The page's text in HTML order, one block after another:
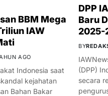
BBM Mega
IAW
AGO
Indonesia saat
kejahatan
Bahan Bakar
DPP
Baru
2025-
BY
(DPP)
secara